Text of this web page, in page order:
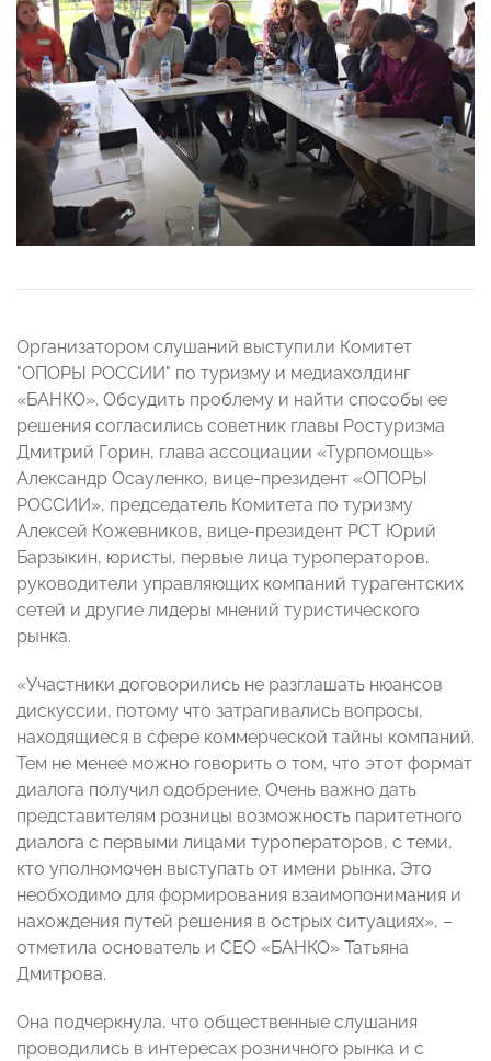
Организатором слушаний выступили Комитет
"ОПОРЫ РОССИИ" по туризму и медиахолдинг
«БАНКО». Обсудить проблему и найти способы ее
решения согласились советник главы Ростуризма
Дмитрий Горин, глава ассоциации «Турпомощь»
Александр Осауленко, вице-президент «ОПОРЫ
РОССИИ», председатель Комитета по туризму
Алексей Кожевников, вице-президент РСТ Юрий
Барзыкин, юристы, первые лица туроператоров,
руководители управляющих компаний турагентских
сетей и другие лидеры мнений туристического
рынка.
«Участники договорились не разглашать нюансов
дискуссии, потому что затрагивались вопросы,
находящиеся в сфере коммерческой тайны компаний.
Тем не менее можно говорить о том, что этот формат
диалога получил одобрение. Очень важно дать
представителям розницы возможность паритетного
диалога с первыми лицами туроператоров, с теми,
кто уполномочен выступать от имени рынка. Это
необходимо для формирования взаимопонимания и
нахождения путей решения в острых ситуациях», –
отметила основатель и СЕО «БАНКО» Татьяна
Дмитрова.
Она подчеркнула, что общественные слушания
проводились в интересах розничного рынка и с